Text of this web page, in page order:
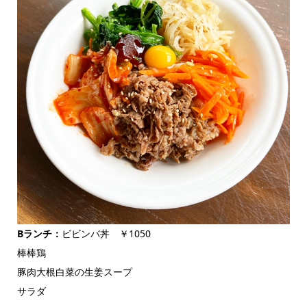
Bランチ： ビビンバ丼 ￥1050
棒棒鶏
豚肉大根白菜の生姜スープ
サラダ